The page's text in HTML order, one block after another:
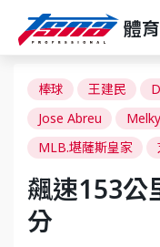
體
棒球 王建民
Jose Abreu
MLB.堪薩斯皇家
飆速153
分